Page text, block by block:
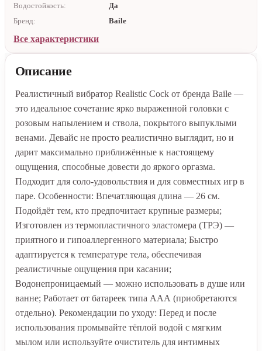
Водостойкость:
Да
Бренд:
Baile
Все характеристики
Описание
Реалистичный вибратор Realistic Cock от бренда Baile —
это идеальное сочетание ярко выраженной головки с
розовым напылением и ствола, покрытого выпуклыми
венами. Девайс не просто реалистично выглядит, но и
дарит максимально приближённые к настоящему
ощущения, способные довести до яркого оргазма.
Подходит для соло-удовольствия и для совместных игр в
паре. Особенности: Впечатляющая длина — 26 см.
Подойдёт тем, кто предпочитает крупные размеры;
Изготовлен из термопластичного эластомера (TPЭ) —
приятного и гипоаллергенного материала; Быстро
адаптируется к температуре тела, обеспечивая
реалистичные ощущения при касании;
Водонепроницаемый — можно использовать в душе или
ванне; Работает от батареек типа ААА (приобретаются
отдельно). Рекомендации по уходу: Перед и после
использования промывайте тёплой водой с мягким
мылом или используйте очиститель для интимных